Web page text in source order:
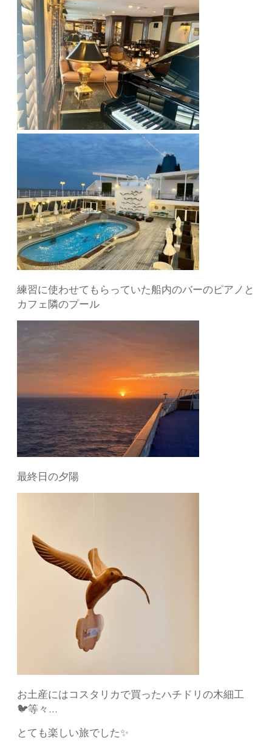
練習に使わせてもらっていた船内のバーのピアノと
カフェ隣のプール
最終日の夕陽
お土産にはコスタリカで買ったハチドリの木細工
🐦等々…
とても楽しい旅でした✨